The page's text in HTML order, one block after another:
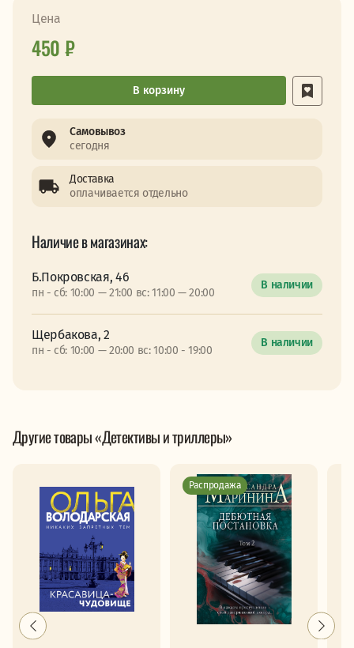
Цена
450 ₽
В корзину
Самовывоз
сегодня
Доставка
оплачивается отдельно
Наличие в магазинах:
Б.Покровская, 46
пн - сб: 10:00 — 21:00 вс: 11:00 — 20:00
В наличии
Щербакова, 2
пн - сб: 10:00 — 20:00 вс: 10:00 - 19:00
В наличии
Другие товары «Детективы и триллеры»
Распродажа